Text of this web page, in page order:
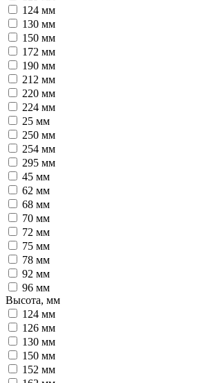
124 мм
130 мм
150 мм
172 мм
190 мм
212 мм
220 мм
224 мм
25 мм
250 мм
254 мм
295 мм
45 мм
62 мм
68 мм
70 мм
72 мм
75 мм
78 мм
92 мм
96 мм
Высота, мм
124 мм
126 мм
130 мм
150 мм
152 мм